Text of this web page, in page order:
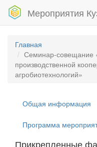
Мероприятия
Главная
Семинар-совещание
производственной
агробиотехнологий»
Общая информация
Программа
Прикрепленные